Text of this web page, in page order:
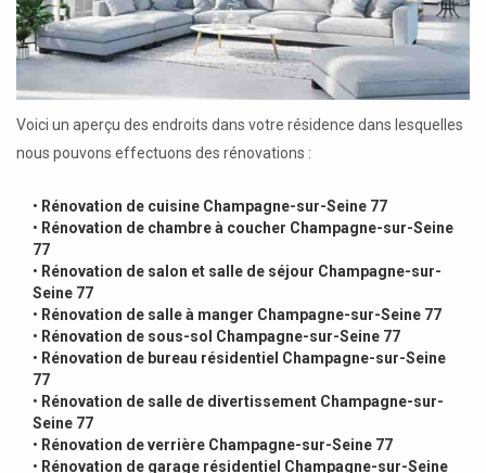
Voici un aperçu des endroits dans votre résidence dans lesquelles
nous pouvons effectuons des rénovations :
• Rénovation de cuisine Champagne-sur-Seine 77
• Rénovation de chambre à coucher Champagne-sur-Seine
77
• Rénovation de salon et salle de séjour Champagne-sur-
Seine 77
• Rénovation de salle à manger Champagne-sur-Seine 77
• Rénovation de sous-sol Champagne-sur-Seine 77
• Rénovation de bureau résidentiel Champagne-sur-Seine
77
• Rénovation de salle de divertissement Champagne-sur-
Seine 77
• Rénovation de verrière Champagne-sur-Seine 77
• Rénovation de garage résidentiel Champagne-sur-Seine